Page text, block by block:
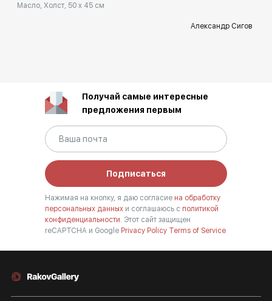
Масло, Холст, 50 x 45 см
Александр Сигов
Получай самые интересные
предложения первым
Подписаться
Нажимая на кнопку, я даю согласие на обработку
персональных данных и соглашаюсь с политикой
конфиденциальности. Этот сайт защищен
reCAPTCHA и Google Privacy Policy Terms of Service